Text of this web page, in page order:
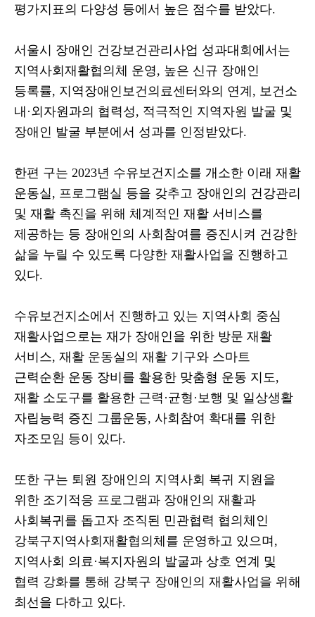
평가지표의 다양성 등에서 높은 점수를 받았다.
서울시 장애인 건강보건관리사업 성과대회에서는
지역사회재활협의체 운영, 높은 신규 장애인
등록률, 지역장애인보건의료센터와의 연계 , 보건소
내 ·외자원과의 협력성, 적극적인 지역자원 발굴 및
장애인 발굴 부분에서 성과를 인정받았다.
한편 구는 2023년 수유보건지소를 개소한 이래 재활
운동실, 프로그램실 등을 갖추고 장애인의 건강관리
및 재활 촉진을 위해 체계적인 재활 서비스를
제공하는 등 장애인의 사회참여를 증진시켜 건강한
삶을 누릴 수 있도록 다양한 재활사업을 진행하고
있다.
수유보건지소에서 진행하고 있는 지역사회 중심
재활사업으로는 재가 장애인을 위한 방문 재활
서비스, 재활 운동실의 재활 기구와 스마트
근력순환 운동 장비를 활용한 맞춤형 운동 지도,
재활 소도구를 활용한 근력 ·균형 ·보행 및 일상생활
자립능력 증진 그룹운동, 사회참여 확대를 위한
자조모임 등이 있다.
또한 구는 퇴원 장애인의 지역사회 복귀 지원을
위한 조기적응 프로그램과 장애인의 재활과
사회복귀를 돕고자 조직된 민관협력 협의체인
강북구지역사회재활협의체를 운영하고 있으며 ,
지역사회 의료·복지자원의 발굴과 상호 연계 및
협력 강화를 통해 강북구 장애인의 재활사업을 위해
최선을 다하고 있다.